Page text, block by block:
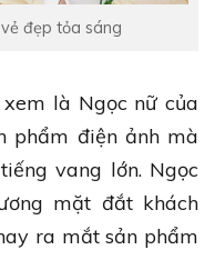
đẹp tỏa sáng
xem là Ngọc nữ của
phẩm điện ảnh mà
vang lớn. Ngọc
mặt đắt khách
ra mắt sản phẩm